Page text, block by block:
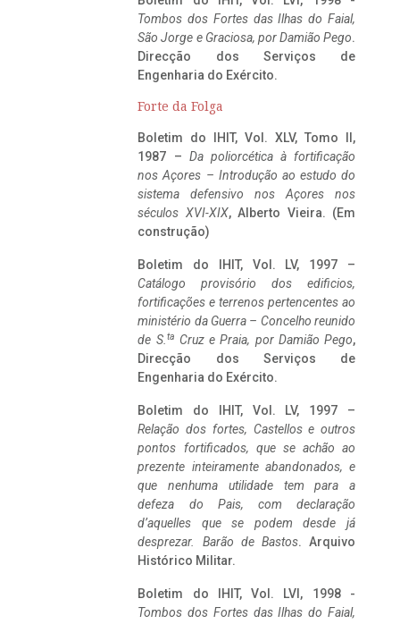
Tombos dos Fortes das Ilhas do Faial,
São Jorge e Graciosa, por Damião Pego.
Direcção dos Serviços de
Engenharia do Exército.
Forte da Folga
Boletim do IHIT, Vol. XLV, Tomo II,
1987 – Da poliorcética à fortificação
nos Açores – Introdução ao estudo do
sistema defensivo nos Açores nos
séculos XVI-XIX, Alberto Vieira. (Em
construção)
Boletim do IHIT, Vol. LV, 1997 –
Catálogo provisório dos edificios,
fortificações e terrenos pertencentes ao
ministério da Guerra – Concelho reunido
de S. ta Cruz e Praia, por Damião Pego,
Direcção dos Serviços de
Engenharia do Exército.
Boletim do IHIT, Vol. LV, 1997 –
Relação dos fortes, Castellos e outros
pontos fortificados, que se achão ao
prezente inteiramente abandonados, e
que nenhuma utilidade tem para a
defeza do Pais, com declaração
d’aquelles que se podem desde já
desprezar. Barão de Bastos. Arquivo
Histórico Militar.
Boletim do IHIT, Vol. LVI, 1998 -
Tombos dos Fortes das Ilhas do Faial,